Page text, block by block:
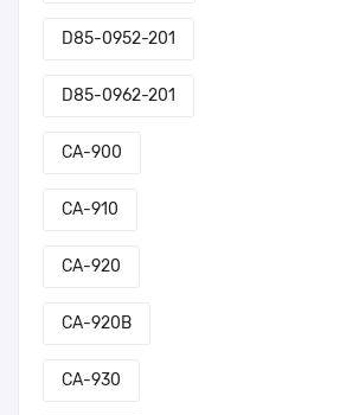
D85-0952-201
D85-0962-201
CA-900
CA-910
CA-920
CA-920B
CA-930